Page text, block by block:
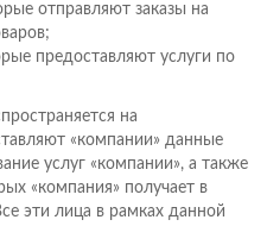
отправляют заказы на
предоставляют услуги по
на
«компании» данные
услуг «компании», а также
«компания» получает в
эти лица в рамках данной